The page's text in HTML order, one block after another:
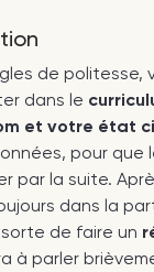
de politesse,
dans le
et votre état
pour que
par la suite.
dans la
de faire un
à parler